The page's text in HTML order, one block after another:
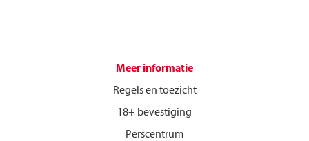
Meer informatie
Regels en toezicht
18+ bevestiging
Perscentrum